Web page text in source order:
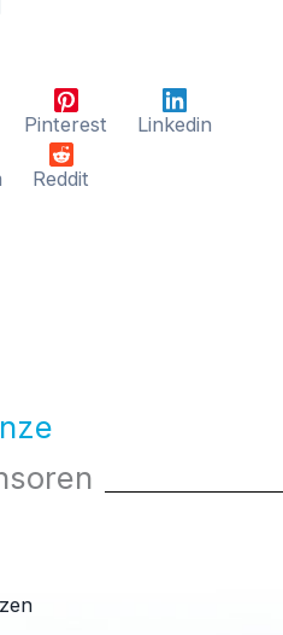
Pinterest Linkedin
Reddit